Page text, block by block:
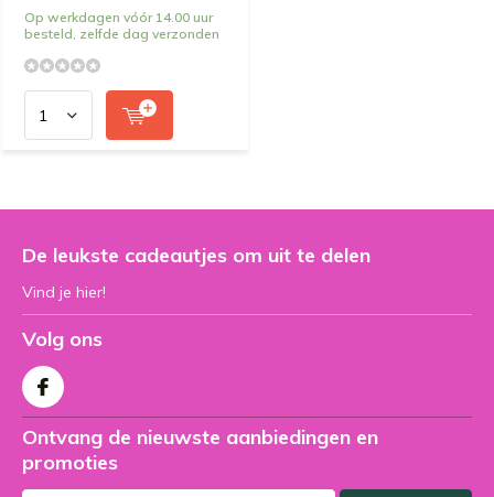
Op werkdagen vóór 14.00 uur
besteld, zelfde dag verzonden
De leukste cadeautjes om uit te delen
Vind je hier!
Volg ons
Ontvang de nieuwste aanbiedingen en
promoties